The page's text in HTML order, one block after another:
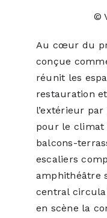
©
Au cœur du
conçue
réunit les
restauration
l’extérieur par
pour le climat
balcons-
escaliers
amphithéâtre
central
en scène la